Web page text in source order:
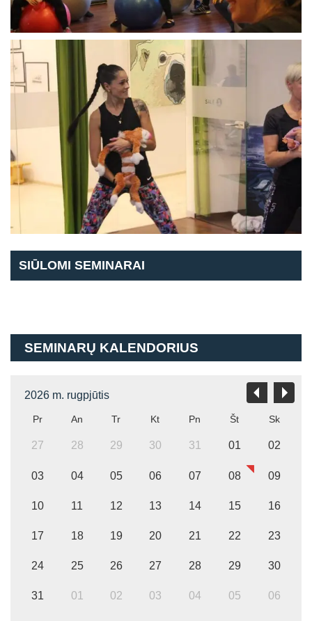
SIŪLOMI SEMINARAI
SEMINARŲ KALENDORIUS
2026 m. rugpjūtis
Pr An Tr Kt Pn Št Sk
27 28 29 30 31 01 02
03 04 05 06 07 08 09
10 11 12 13 14 15 16
17 18 19 20 21 22 23
24 25 26 27 28 29 30
31 01 02 03 04 05 06